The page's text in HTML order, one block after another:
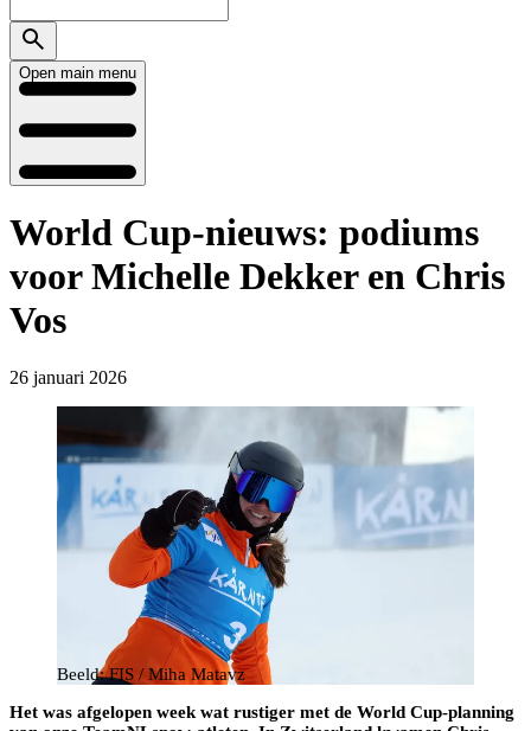
Open main menu
World Cup-nieuws: podiums
voor Michelle Dekker en Chris
Vos
26 januari 2026
Beeld: FIS / Miha Matavz
Het was afgelopen week wat rustiger met de World Cup-planning